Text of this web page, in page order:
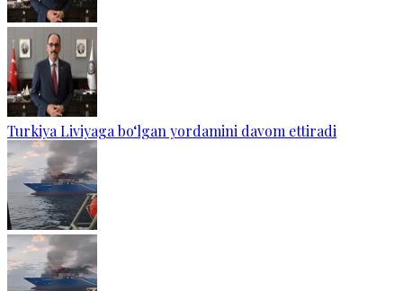
Turkiya Liviyaga bo‘lgan yordamini davom ettiradi